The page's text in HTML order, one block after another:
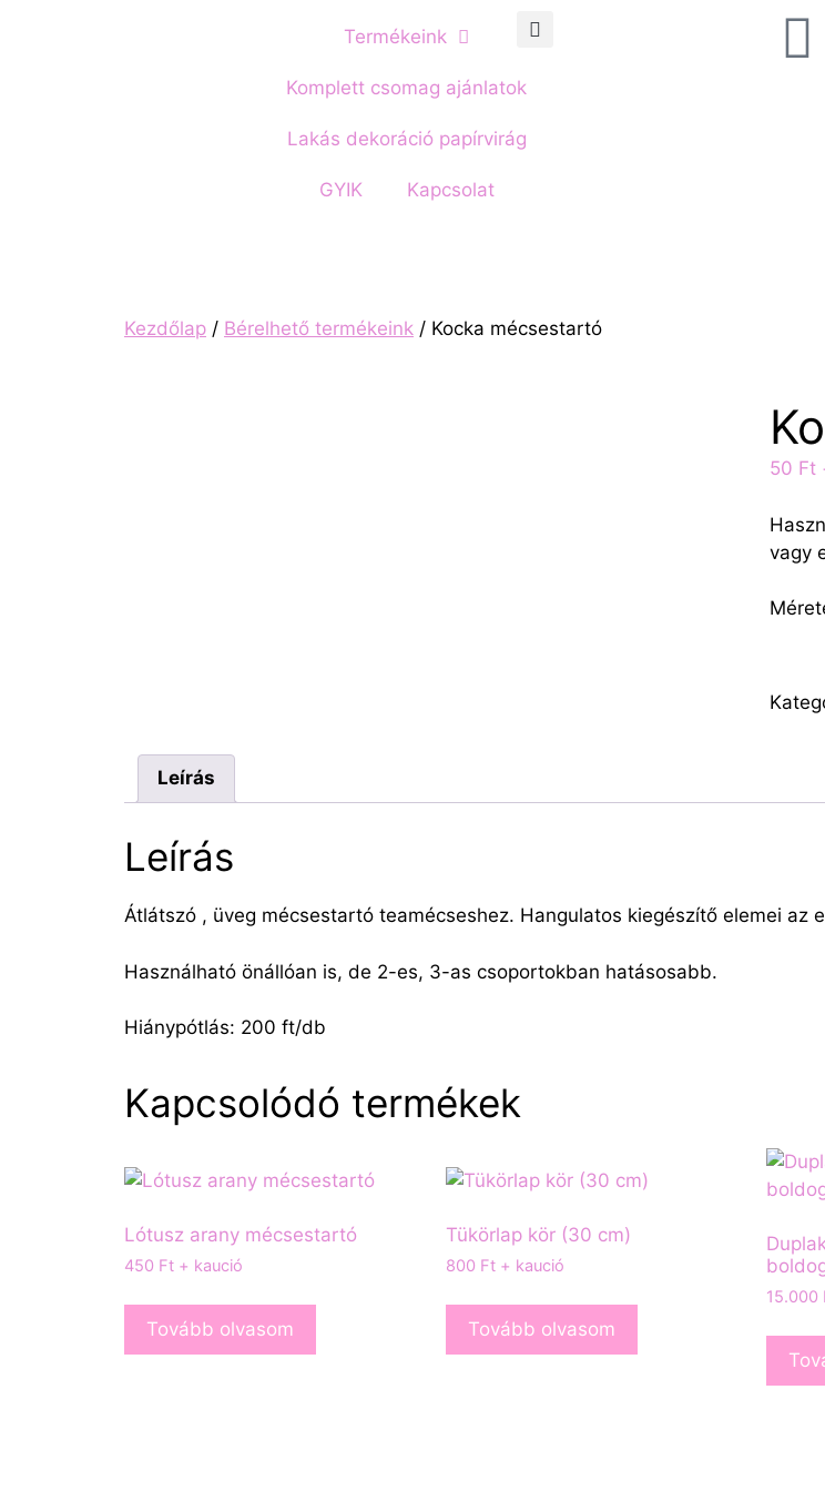
Termékeink
Komplett csomag ajánlatok
Lakás dekoráció papírvirág
GYIK Kapcsolat
Kezdőlap / Bérelhető termékeink / Kocka mécsestartó
50 Ft
vagy
Leírás
Leírás
Átlátszó , üveg mécsestartó teamécseshez. Hangulatos kiegészítő elemei az
Használható önállóan is, de 2-es, 3-as csoportokban hatásosabb.
Hiánypótlás: 200 ft/db
Kapcsolódó termékek
Lótusz arany mécsestartó
450 Ft + kaució
Tovább olvasom
Tükörlap kör (30 cm)
800 Ft+ kaució
Tovább olvasom
15.000